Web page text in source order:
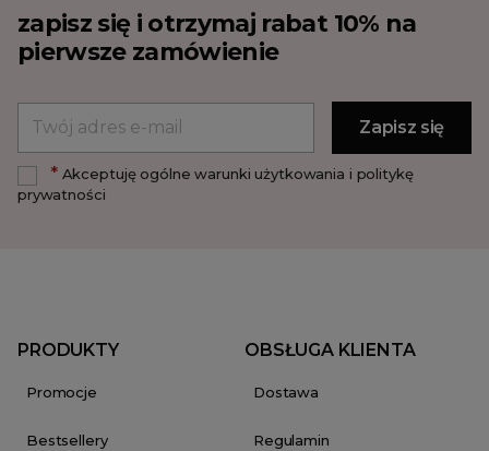
zapisz się i otrzymaj rabat 10% na
pierwsze zamówienie
*Akceptuję ogólne warunki użytkowania i politykę
prywatności
PRODUKTY
Promocje
Bestsellery
OBSŁUGA KLIENTA
Dostawa
Regulamin